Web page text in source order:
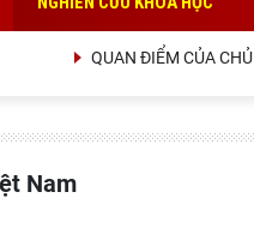
QUAN ĐIỂM CỦA CHỦ
Nam